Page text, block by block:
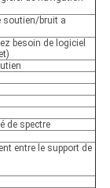
soutien/bruit a
besoin de logiciel
de spectre
entre le support de